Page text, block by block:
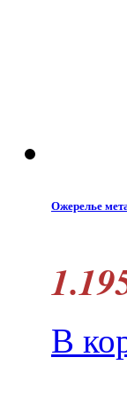
Ожерелье
В